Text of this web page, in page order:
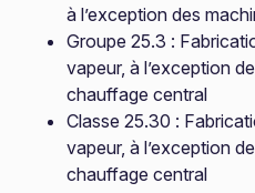
à l’exception des
Groupe 25.3 :
vapeur, à l’exception
chauffage central
Classe 25.30 :
vapeur, à l’exception
chauffage central